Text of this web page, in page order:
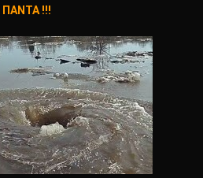
ΤΑ
ΠΑΝΤΑ
!!!
ΠΑΝΤΑ !!!